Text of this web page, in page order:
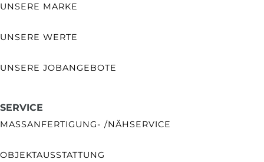
UNSERE MARKE
UNSERE WERTE
UNSERE JOBANGEBOTE
SERVICE
MASSANFERTIGUNG- /NÄHSERVICE
OBJEKTAUSSTATTUNG